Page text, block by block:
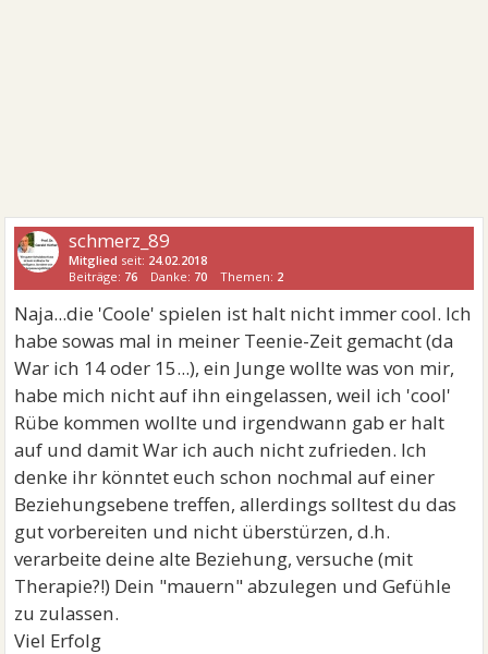
schmerz_89
Mitglied seit: 24.02.2018
Beiträge: 76 Danke: 70 Themen: 2
Naja...die 'Coole' spielen ist halt nicht immer cool. Ich
habe sowas mal in meiner Teenie-Zeit gemacht (da
War ich 14 oder 15...), ein Junge wollte was von mir,
habe mich nicht auf ihn eingelassen, weil ich 'cool'
Rübe kommen wollte und irgendwann gab er halt
auf und damit War ich auch nicht zufrieden. Ich
denke ihr könntet euch schon nochmal auf einer
Beziehungsebene treffen, allerdings solltest du das
gut vorbereiten und nicht überstürzen, d.h.
verarbeite deine alte Beziehung, versuche (mit
Therapie?!) Dein "mauern" abzulegen und Gefühle
zu zulassen.
Viel Erfolg